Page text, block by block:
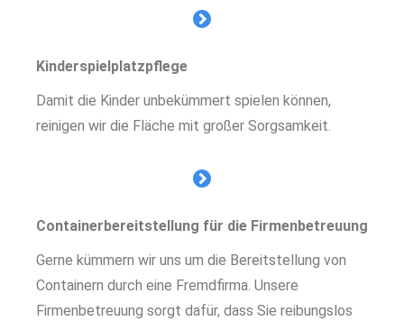
Kinderspielplatzpflege
Damit die Kinder unbekümmert spielen können,
reinigen wir die Fläche mit großer Sorgsamkeit.
Containerbereitstellung für die Firmenbetreuung
Gerne kümmern wir uns um die Bereitstellung von
Containern durch eine Fremdfirma. Unsere
Firmenbetreuung sorgt dafür, dass Sie reibungslos